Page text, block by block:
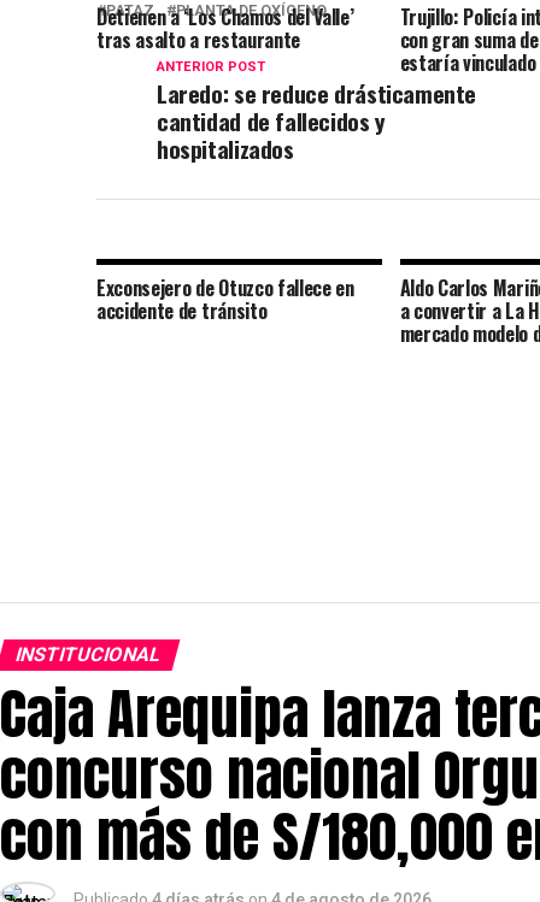
PATAZ
PLANTA DE OXÍGENO
ANTERIOR POST
Laredo: se reduce drásticamente
cantidad de fallecidos y
hospitalizados
Detienen a ‘Los Chamos del Valle’
tras asalto a restaurante
Trujillo: Policía
con gran suma
estaría
Exconsejero de Otuzco fallece en
accidente de tránsito
Aldo Carlos
a convertir a La
mercado modelo
INSTITUCIONAL
Caja Arequipa lanza
concurso nacional
con más de S/180,000